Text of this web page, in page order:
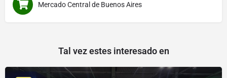
Mercado Central de Buenos Aires
Tal vez estes interesado en